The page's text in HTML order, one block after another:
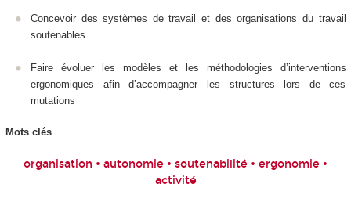
Concevoir des systèmes de travail et des organisations du travail
soutenables
Faire évoluer les modèles et les méthodologies d’interventions
ergonomiques afin d’accompagner les structures lors de ces
mutations
Mots clés
organisation • autonomie • soutenabilité • ergonomie •
activité